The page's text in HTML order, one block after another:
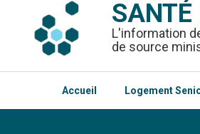
SANTÉ
L'information
de source
Accueil Logement